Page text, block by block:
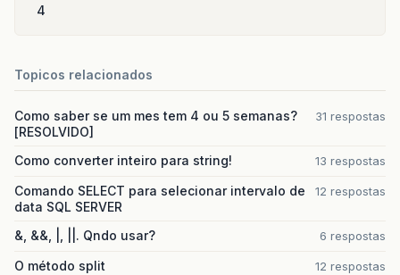
4
Topicos relacionados
Como saber se um mes tem 4 ou 5 semanas?
[RESOLVIDO]
31 respostas
Como converter inteiro para string! 13 respostas
Comando SELECT para selecionar intervalo de
data SQL SERVER
12 respostas
&, &&, |, ||. Qndo usar? 6 respostas
O método split 12 respostas